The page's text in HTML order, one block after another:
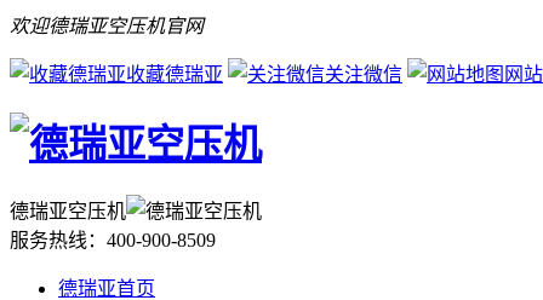
欢迎德瑞亚空压机官网
收藏德瑞亚 关注微信 网
德瑞亚空压机
服务热线： 400-900-8509
德瑞亚首页